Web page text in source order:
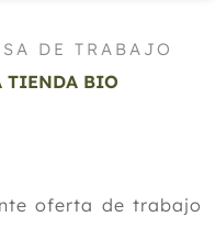
DE TRABAJO
TIENDA BIO
oferta de trabajo